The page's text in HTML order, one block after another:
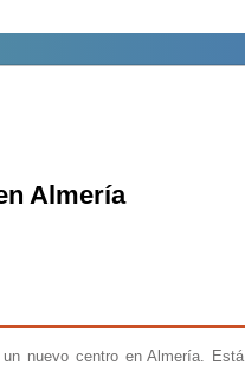
Almería
nuevo centro en Almería. Está